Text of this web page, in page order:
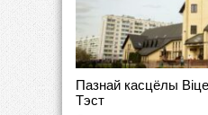
Пазнай касцёлы
Тэст